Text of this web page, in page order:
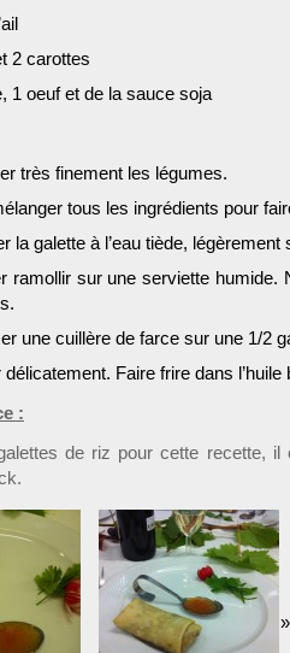
2 carottes
1 oeuf et de la sauce soja
très finement les légumes.
tous les ingrédients pour
la galette à l’eau tiède, légèrement
ramollir sur une serviette humide.
une cuillère de farce sur une 1/2
délicatement. Faire frire dans l’huile
:
de riz pour cette recette, il